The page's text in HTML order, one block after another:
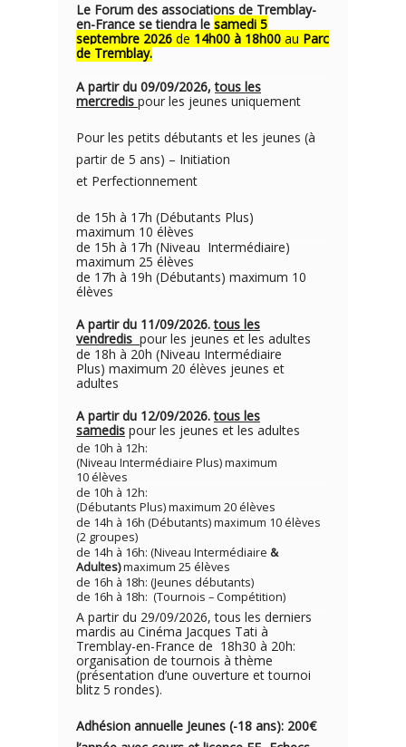
Le Forum des associations de Tremblay-
en-France se tiendra le samedi 5
septembre 2026 de 14h00 à 18h00 au Parc
de Tremblay.
A partir du 09/09/2026,tous les
mercredis pour les jeunes uniquement
Pour les petits débutants et les jeunes (à
partir de 5 ans) – Initiation
et Perfectionnement
de 15h à 17h (Débutants Plus)
maximum 10 élèves
de 15h à 17h (Niveau Intermédiaire)
maximum 25 élèves
de 17h à 19h (Débutants) maximum 10
élèves
A partir du 11/09/2026.tous les
vendredis pour les jeunes et les adultes
de 18h à 20h (Niveau Intermédiaire
Plus) maximum 20 élèves jeunes et
adultes
A partir du 12/09/2026.tous les
samedis pour les jeunes et les adultes
de 10h à 12h:
(Niveau Intermédiaire Plus) maximum
10 élèves
de 10h à 12h:
(Débutants Plus) maximum 20 élèves
de 14h à 16h (Débutants) maximum 10 élèves
(2 groupes)
de 14h à 16h: (Niveau Intermédiaire &
Adultes)maximum 25 élèves
de 16h à 18h: (Jeunes débutants)
de 16h à 18h: (Tournois – Compétition)
A partir du 29/09/2026, tous les derniers
mardis au Cinéma Jacques Tati à
Tremblay-en-France de 18h30 à 20h:
organisation de tournois à thème
(présentation d’une ouverture et tournoi
blitz 5 rondes).
Adhésion annuelle Jeunes (-18 ans): 200€